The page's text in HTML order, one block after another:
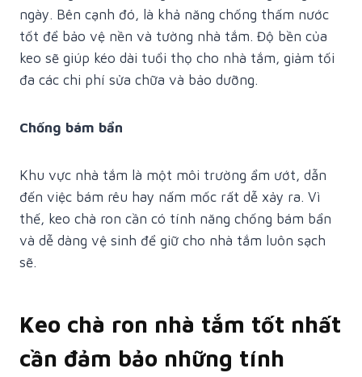
ngày. Bên cạnh đó, là khả năng chống thấm nước
tốt để bảo vệ nền và tường nhà tắm. Độ bền của
keo sẽ giúp kéo dài tuổi thọ cho nhà tắm, giảm tối
đa các chi phí sửa chữa và bảo dưỡng.
Chống bám bẩn
Khu vực nhà tắm là một môi trường ẩm ướt, dẫn
đến việc bám rêu hay nấm mốc rất dễ xảy ra. Vì
thế, keo chà ron cần có tính năng chống bám bẩn
và dễ dàng vệ sinh để giữ cho nhà tắm luôn sạch
sẽ.
Keo chà ron nhà tắm tốt nhất
cần đảm bảo những tính